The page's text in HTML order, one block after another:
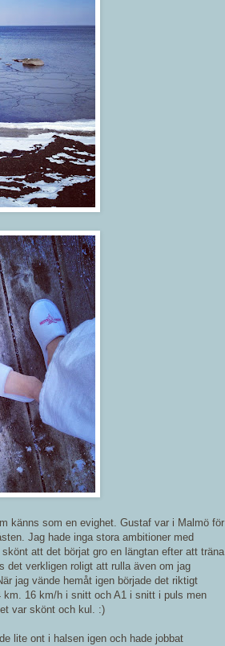
känns som en evighet. Gustaf var i Malmö för
Jag hade inga stora ambitioner med
att det börjat gro en längtan efter att träna
det verkligen roligt att rulla även om jag
jag vände hemåt igen började det riktigt
16 km/h i snitt och A1 i snitt i puls men
var skönt och kul. :)
lite ont i halsen igen och hade jobbat